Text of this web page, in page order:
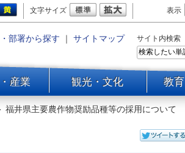
文字サイズ 表示
部署から探す ｜ サイトマップ サイト内検索
産業 観光・文化 教
福井県主要農作物奨励品種等の採用について